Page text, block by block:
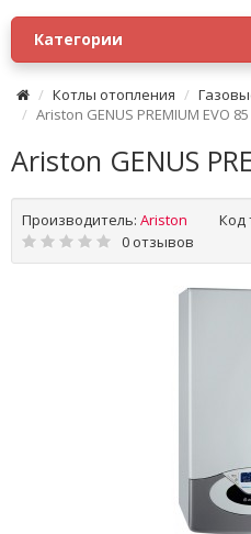
Категории
Котлы отопления
Ariston GENUS PREMIUM EVO 85
Ariston GENUS
Производитель: Ariston Код
0 отзывов